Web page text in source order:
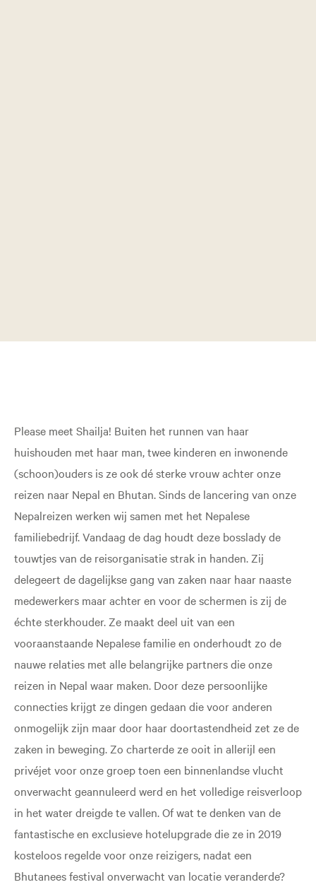
Please meet Shailja! Buiten het runnen van haar
huishouden met haar man, twee kinderen en inwonende
(schoon)ouders is ze ook dé sterke vrouw achter onze
reizen naar Nepal en Bhutan. Sinds de lancering van onze
Nepalreizen werken wij samen met het Nepalese
familiebedrijf. Vandaag de dag houdt deze bosslady de
touwtjes van de reisorganisatie strak in handen. Zij
delegeert de dagelijkse gang van zaken naar haar naaste
medewerkers maar achter en voor de schermen is zij de
échte sterkhouder. Ze maakt deel uit van een
vooraanstaande Nepalese familie en onderhoudt zo de
nauwe relaties met alle belangrijke partners die onze
reizen in Nepal waar maken. Door deze persoonlijke
connecties krijgt ze dingen gedaan die voor anderen
onmogelijk zijn maar door haar doortastendheid zet ze de
zaken in beweging. Zo charterde ze ooit in allerijl een
privéjet voor onze groep toen een binnenlandse vlucht
onverwacht geannuleerd werd en het volledige reisverloop
in het water dreigde te vallen. Of wat te denken van de
fantastische en exclusieve hotelupgrade die ze in 2019
kosteloos regelde voor onze reizigers, nadat een
Bhutanees festival onverwacht van locatie veranderde?